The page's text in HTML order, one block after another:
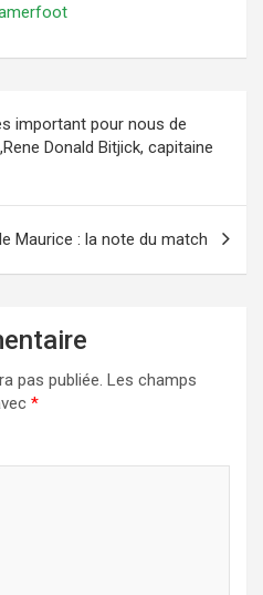
important pour nous de
Donald Bitjick, capitaine
Maurice : la note du match
pas publiée. Les champs
*